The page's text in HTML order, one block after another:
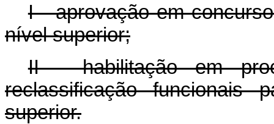
I - aprovação em
nível superior;
II - habilitação em
reclassificação
superior.